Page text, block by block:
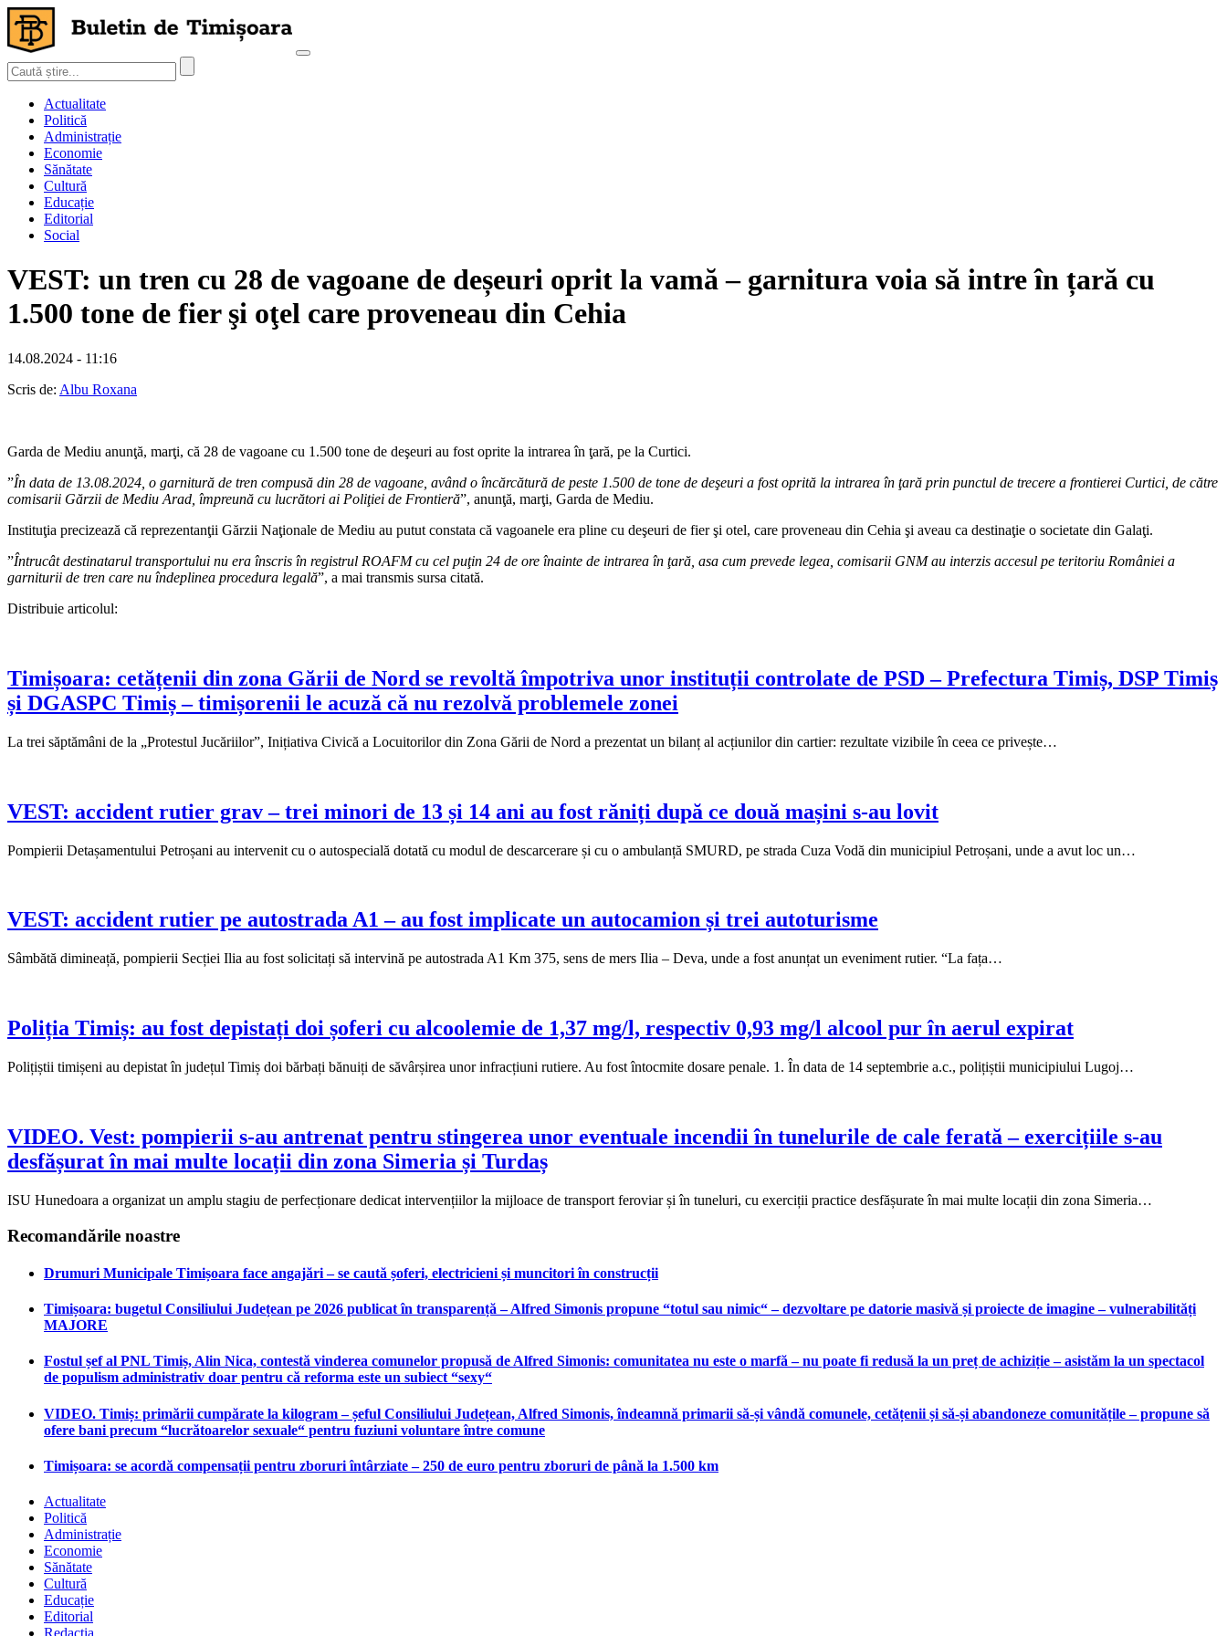
Actualitate
Politică
Administrație
Economie
Sănătate
Cultură
Educație
Editorial
Social
VEST: un tren cu 28 de vagoane de deșeuri oprit la vamă – garnitura voia să intre în țară cu
1.500 tone de fier şi oţel care proveneau din Cehia
14.08.2024 - 11:16
Scris de: Albu Roxana
Garda de Mediu anunţă, marţi, că 28 de vagoane cu 1.500 tone de deşeuri au fost oprite la intrarea în ţară, pe la Curtici.
”În data de 13.08.2024, o garnitură de tren compusă din 28 de vagoane, având o încărcătură de peste 1.500 de tone de deşeuri a fost oprită la intrarea în ţară prin punctul de trecere a frontierei Curtici, de către
comisarii Gărzii de Mediu Arad, împreună cu lucrători ai Poliţiei de Frontieră”, anunţă, marţi, Garda de Mediu.
Instituţia precizează că reprezentanţii Gărzii Naţionale de Mediu au putut constata că vagoanele era pline cu deşeuri de fier şi otel, care proveneau din Cehia şi aveau ca destinaţie o societate din Galaţi.
”Întrucât destinatarul transportului nu era înscris în registrul ROAFM cu cel puţin 24 de ore înainte de intrarea în ţară, asa cum prevede legea, comisarii GNM au interzis accesul pe teritoriu României a
garniturii de tren care nu îndeplinea procedura legală”, a mai transmis sursa citată.
Distribuie articolul:
Timișoara: cetățenii din zona Gării de Nord se revoltă împotriva unor instituții controlate de PSD – Prefectura Timiș, DSP Timiș
și DGASPC Timiș – timișorenii le acuză că nu rezolvă problemele zonei
La trei săptămâni de la „Protestul Jucăriilor”, Inițiativa Civică a Locuitorilor din Zona Gării de Nord a prezentat un bilanț al acțiunilor din cartier: rezultate vizibile în ceea ce privește…
VEST: accident rutier grav – trei minori de 13 și 14 ani au fost răniți după ce două mașini s-au lovit
Pompierii Detașamentului Petroșani au intervenit cu o autospecială dotată cu modul de descarcerare și cu o ambulanță SMURD, pe strada Cuza Vodă din municipiul Petroșani, unde a avut loc un…
VEST: accident rutier pe autostrada A1 – au fost implicate un autocamion și trei autoturisme
Sâmbătă dimineață, pompierii Secției Ilia au fost solicitați să intervină pe autostrada A1 Km 375, sens de mers Ilia – Deva, unde a fost anunțat un eveniment rutier. “La fața…
Poliția Timiș: au fost depistați doi șoferi cu alcoolemie de 1,37 mg/l, respectiv 0,93 mg/l alcool pur în aerul expirat
Polițiștii timișeni au depistat în județul Timiș doi bărbați bănuiți de săvârșirea unor infracțiuni rutiere. Au fost întocmite dosare penale. 1. În data de 14 septembrie a.c., polițiștii municipiului Lugoj…
VIDEO. Vest: pompierii s-au antrenat pentru stingerea unor eventuale incendii în tunelurile de cale ferată – exercițiile s-au
desfășurat în mai multe locații din zona Simeria și Turdaș
ISU Hunedoara a organizat un amplu stagiu de perfecționare dedicat intervențiilor la mijloace de transport feroviar și în tuneluri, cu exerciții practice desfășurate în mai multe locații din zona Simeria…
Recomandările noastre
Drumuri Municipale Timișoara face angajări – se caută șoferi, electricieni și muncitori în construcții
Timișoara: bugetul Consiliului Județean pe 2026 publicat în transparență – Alfred Simonis propune “totul sau nimic“ – dezvoltare pe datorie masivă și proiecte de imagine – vulnerabilități
MAJORE
Fostul șef al PNL Timiș, Alin Nica, contestă vinderea comunelor propusă de Alfred Simonis: comunitatea nu este o marfă – nu poate fi redusă la un preț de achiziție – asistăm la un spectacol
de populism administrativ doar pentru că reforma este un subiect “sexy“
VIDEO. Timiș: primării cumpărate la kilogram – șeful Consiliului Județean, Alfred Simonis, îndeamnă primarii să-și vândă comunele, cetățenii și să-și abandoneze comunitățile – propune să
ofere bani precum “lucrătoarelor sexuale“ pentru fuziuni voluntare între comune
Timișoara: se acordă compensații pentru zboruri întârziate – 250 de euro pentru zboruri de până la 1.500 km
Actualitate
Politică
Administrație
Economie
Sănătate
Cultură
Educație
Editorial